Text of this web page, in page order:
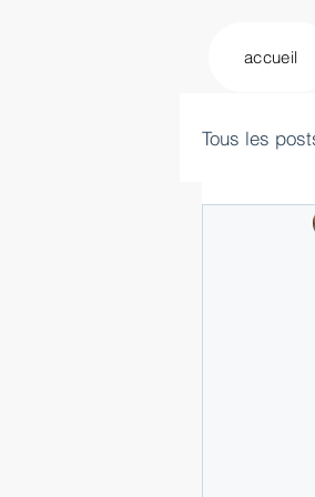
accueil
Tous les